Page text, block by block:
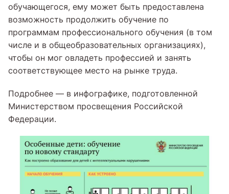
обучающегося, ему может быть предоставлена
возможность продолжить обучение по
программам профессионального обучения (в том
числе и в общеобразовательных организациях),
чтобы он мог овладеть профессией и занять
соответствующее место на рынке труда.
Подробнее — в инфографике, подготовленной
Министерством просвещения Российской
Федерации.